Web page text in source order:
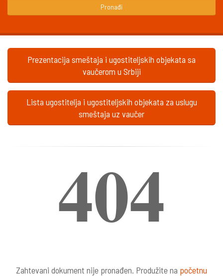
Pronađi
Prezentacija smeštaja i ugostiteljskih objekata sa
vaučerom u Srbiji
Lista ugostitelja i ugostiteljskih objekata za uslugu
smeštaja uz vaučer
404
Zahtevani dokument nije pronađen. Produžite na početnu